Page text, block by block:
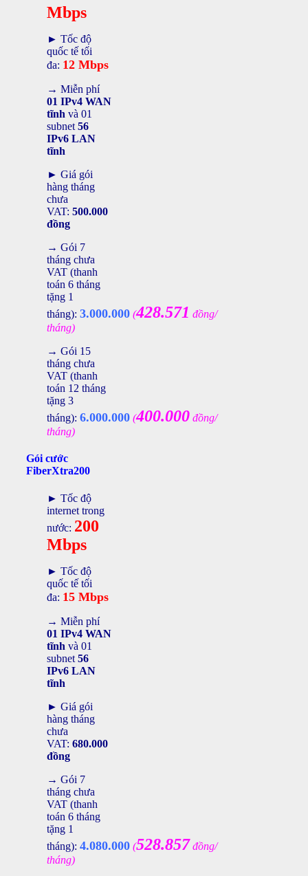
Mbps
► Tốc độ
quốc tế tối
đa: 12 Mbps
→ Miễn phí
01 IPv4 WAN
tĩnh và 01
subnet 56
IPv6 LAN
tĩnh
► Giá gói
hàng tháng
chưa
VAT: 500.000
đồng
→ Gói 7
tháng chưa
VAT (thanh
toán 6 tháng
tặng 1
tháng): 3.000.000 (428.571 đồng/
tháng)
→ Gói 15
tháng chưa
VAT (thanh
toán 12 tháng
tặng 3
tháng): 6.000.000 (400.000 đồng/
tháng)
Gói cước
FiberXtra200
► Tốc độ
internet trong
nước: 200
Mbps
► Tốc độ
quốc tế tối
đa: 15 Mbps
→ Miễn phí
01 IPv4 WAN
tĩnh và 01
subnet 56
IPv6 LAN
tĩnh
► Giá gói
hàng tháng
chưa
VAT: 680.000
đồng
→ Gói 7
tháng chưa
VAT (thanh
toán 6 tháng
tặng 1
tháng): 4.080.000 (528.857 đồng/
tháng)